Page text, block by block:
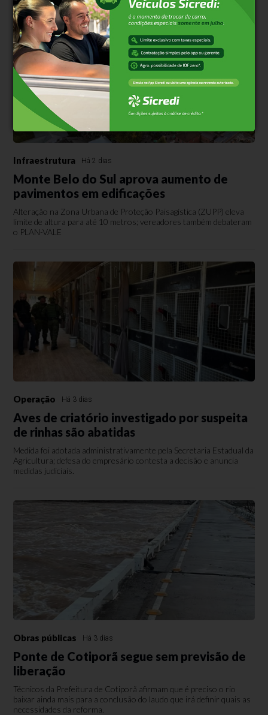
Infraestrutura Há 2 dias
Monte Belo do Sul aprova aumento de
pavimentos em edificações
Alteração na Zona Urbana de Proteção Paisagística (ZUPP) eleva
limite de altura para até 10 metros; vereadores também debateram
o PLAN-VALE
Operação Há 3 dias
Aves de criatório investigado por suspeita
de rinhas são abatidas
Medida foi adotada administrativamente pela Secretaria Estadual da
Agricultura; defesa do empresário contesta a decisão e anuncia
medidas judiciais.
Obras públicas Há 3 dias
Ponte de Cotiporã segue sem previsão de
liberação
Técnicos da Prefeitura de Cotiporã afirmam que é preciso o rio
baixar ainda mais para a conclusão do laudo que irá definir quais as
necessidades da reforma.